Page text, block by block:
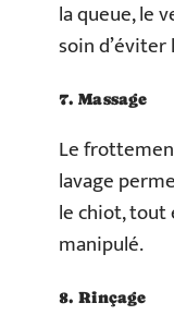
la queue, le
soin
7. Massage
Le
lavage
le chiot, tout
manipulé.
8. Rinçage